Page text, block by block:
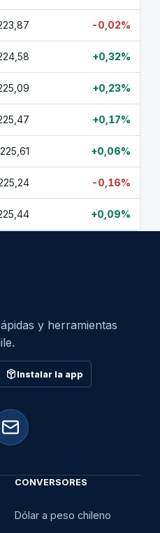
-0,02%
+0,32%
+0,23%
+0,17%
+0,06%
-0,16%
+0,09%
y herramientas
Instalar la app
CONVERSORES
Dólar a peso chileno